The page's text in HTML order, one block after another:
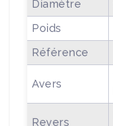
Diamètre
Poids
Référence
Avers
Revers